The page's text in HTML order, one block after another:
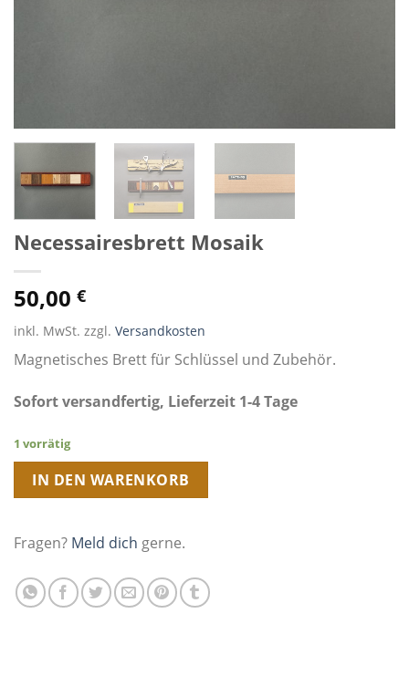
Necessairesbrett Mosaik
50,00 €
inkl. MwSt. zzgl. Versandkosten
Magnetisches Brett für Schlüssel und Zubehör.
Sofort versandfertig, Lieferzeit 1-4 Tage
1 vorrätig
IN DEN WARENKORB
Fragen? Meld dich gerne.